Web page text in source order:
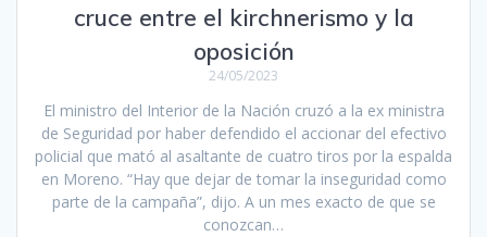
cruce entre el kirchnerismo y la
oposición
24/05/2023
El ministro del Interior de la Nación cruzó a la ex ministra
de Seguridad por haber defendido el accionar del efectivo
policial que mató al asaltante de cuatro tiros por la espalda
en Moreno. “Hay que dejar de tomar la inseguridad como
parte de la campaña”, dijo. A un mes exacto de que se
conozcan…